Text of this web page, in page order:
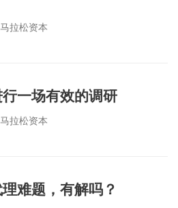
马拉松资本
一场有效的调研
马拉松资本
难题，有解吗？